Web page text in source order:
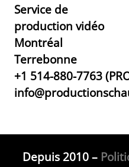
Service de
production vidéo
Montréal
Terrebonne
+1 514-880-7763
Depuis 2010 –